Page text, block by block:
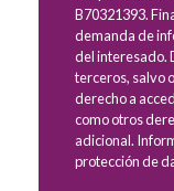
B70321393.
demanda de
del interesado.
terceros, salvo
derecho a
como otros
adicional.
protección de